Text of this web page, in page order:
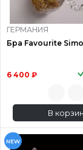
ГЕРМАНИЯ
Бра Favourite
6 400 ₽
В
NEW